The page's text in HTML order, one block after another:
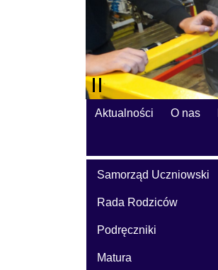
Aktualności O nas
Samorząd Uczniowski
Rada Rodziców
Podręczniki
Matura